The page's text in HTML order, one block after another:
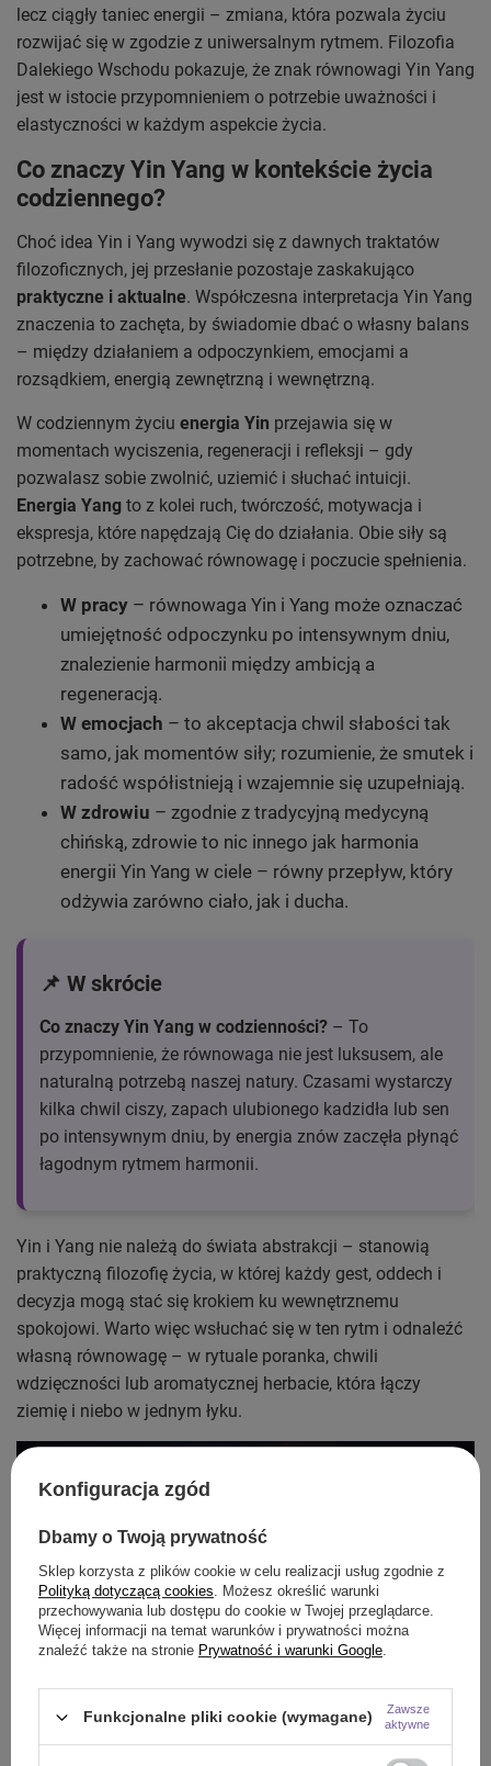
lecz ciągły taniec energii – zmiana, która pozwala życiu
rozwijać się w zgodzie z uniwersalnym rytmem. Filozofia
Dalekiego Wschodu pokazuje, że znak równowagi Yin Yang
jest w istocie przypomnieniem o potrzebie uważności i
elastyczności w każdym aspekcie życia.
Co znaczy Yin Yang w kontekście życia
codziennego?
Choć idea Yin i Yang wywodzi się z dawnych traktatów
filozoficznych, jej przesłanie pozostaje zaskakująco
praktyczne i aktualne. Współczesna interpretacja Yin Yang
znaczenia to zachęta, by świadomie dbać o własny balans
– między działaniem a odpoczynkiem, emocjami a
rozsądkiem, energią zewnętrzną i wewnętrzną.
W codziennym życiu energia Yin przejawia się w
momentach wyciszenia, regeneracji i refleksji – gdy
pozwalasz sobie zwolnić, uziemić i słuchać intuicji.
Energia Yang to z kolei ruch, twórczość, motywacja i
ekspresja, które napędzają Cię do działania. Obie siły są
potrzebne, by zachować równowagę i poczucie spełnienia.
W pracy – równowaga Yin i Yang może oznaczać
umiejętność odpoczynku po intensywnym dniu,
znalezienie harmonii między ambicją a
regeneracją.
W emocjach – to akceptacja chwil słabości tak
samo, jak momentów siły; rozumienie, że smutek i
radość współistnieją i wzajemnie się uzupełniają.
W zdrowiu – zgodnie z tradycyjną medycyną
chińską, zdrowie to nic innego jak harmonia
energii Yin Yang w ciele – równy przepływ, który
odżywia zarówno ciało, jak i ducha.
📌 W skrócie
Co znaczy Yin Yang w codzienności? – To
przypomnienie, że równowaga nie jest luksusem, ale
naturalną potrzebą naszej natury. Czasami wystarczy
kilka chwil ciszy, zapach ulubionego kadzidła lub sen
po intensywnym dniu, by energia znów zaczęła płynąć
łagodnym rytmem harmonii.
Yin i Yang nie należą do świata abstrakcji – stanowią
praktyczną filozofię życia, w której każdy gest, oddech i
decyzja mogą stać się krokiem ku wewnętrznemu
spokojowi. Warto więc wsłuchać się w ten rytm i odnaleźć
własną równowagę – w rytuale poranka, chwili
wdzięczności lub aromatycznej herbacie, która łączy
ziemię i niebo w jednym łyku.
Wszystko, co istnieje, przenika energia Yin i energia Yang –
dwa uzupełniające się przepływy siły życiowej obecne
Konfiguracja zgód
Dbamy o Twoją prywatność
Sklep korzysta z plików cookie w celu realizacji usług zgodnie z
Polityką dotyczącą cookies. Możesz określić warunki
przechowywania lub dostępu do cookie w Twojej przeglądarce.
Więcej informacji na temat warunków i prywatności można
znaleźć także na stronie Prywatność i warunki Google.
Funkcjonalne pliki cookie (wymagane)
Zawsze
aktywne